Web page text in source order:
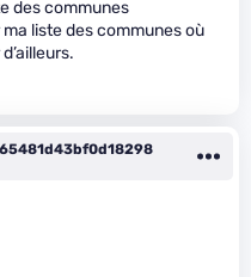
des communes
liste des communes où